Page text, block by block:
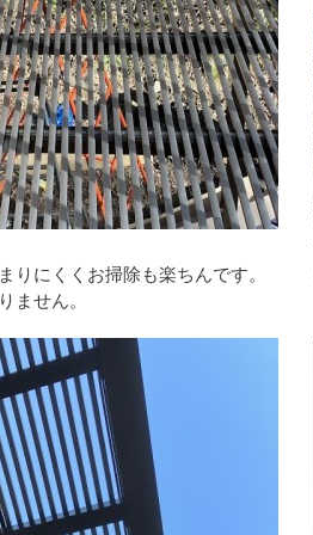
りにくくお掃除も楽ちんです。
ません。